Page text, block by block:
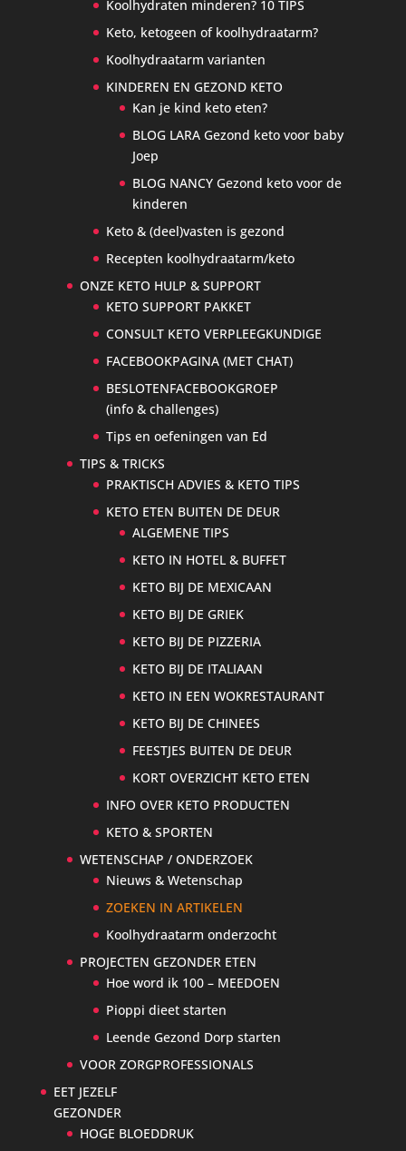
Koolhydraten minderen? 10 TIPS
Keto, ketogeen of koolhydraatarm?
Koolhydraatarm varianten
KINDEREN EN GEZOND KETO
Kan je kind keto eten?
BLOG LARA Gezond keto voor baby
Joep
BLOG NANCY Gezond keto voor de
kinderen
Keto & (deel)vasten is gezond
Recepten koolhydraatarm/keto
ONZE KETO HULP & SUPPORT
KETO SUPPORT PAKKET
CONSULT KETO VERPLEEGKUNDIGE
FACEBOOKPAGINA (MET CHAT)
BESLOTENFACEBOOKGROEP
(info & challenges)
Tips en oefeningen van Ed
TIPS & TRICKS
PRAKTISCH ADVIES & KETO TIPS
KETO ETEN BUITEN DE DEUR
ALGEMENE TIPS
KETO IN HOTEL & BUFFET
KETO BIJ DE MEXICAAN
KETO BIJ DE GRIEK
KETO BIJ DE PIZZERIA
KETO BIJ DE ITALIAAN
KETO IN EEN WOKRESTAURANT
KETO BIJ DE CHINEES
FEESTJES BUITEN DE DEUR
KORT OVERZICHT KETO ETEN
INFO OVER KETO PRODUCTEN
KETO & SPORTEN
WETENSCHAP / ONDERZOEK
Nieuws & Wetenschap
ZOEKEN IN ARTIKELEN
Koolhydraatarm onderzocht
PROJECTEN GEZONDER ETEN
Hoe word ik 100 – MEEDOEN
Pioppi dieet starten
Leende Gezond Dorp starten
VOOR ZORGPROFESSIONALS
EET JEZELF
GEZONDER
HOGE BLOEDDRUK